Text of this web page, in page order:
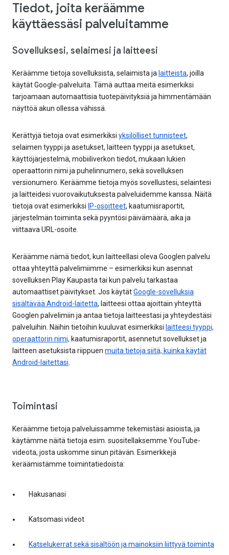
Tiedot, joita keräämme
käyttäessäsi palveluitamme
Sovelluksesi, selaimesi ja laitteesi
Keräämme tietoja sovelluksista, selaimista ja laitteista, joilla
käytät Google-palveluita. Tämä auttaa meitä esimerkiksi
tarjoamaan automaattisia tuotepäivityksiä ja himmentämään
näyttöä akun ollessa vähissä.
Kerättyjä tietoja ovat esimerkiksi yksilölliset tunnisteet,
selaimen tyyppi ja asetukset, laitteen tyyppi ja asetukset,
käyttöjärjestelmä, mobiiliverkon tiedot, mukaan lukien
operaattorin nimi ja puhelinnumero, sekä sovelluksen
versionumero. Keräämme tietoja myös sovellustesi, selaintesi
ja laitteidesi vuorovaikutuksesta palveluidemme kanssa. Näitä
tietoja ovat esimerkiksi IP-osoitteet, kaatumisraportit,
järjestelmän toiminta sekä pyyntösi päivämäärä, aika ja
viittaava URL-osoite.
Keräämme nämä tiedot, kun laitteellasi oleva Googlen palvelu
ottaa yhteyttä palvelimiimme – esimerkiksi kun asennat
sovelluksen Play Kaupasta tai kun palvelu tarkastaa
automaattiset päivitykset. Jos käytätGoogle-sovelluksia
sisältävää Android-laitetta, laitteesi ottaa ajoittain yhteyttä
Googlen palvelimiin ja antaa tietoja laitteestasi ja yhteydestäsi
palveluihin. Näihin tietoihin kuuluvat esimerkiksi laitteesi tyyppi,
operaattorin nimi, kaatumisraportit, asennetut sovellukset ja
laitteen asetuksista riippuen muita tietoja siitä, kuinka käytät
Android-laitettasi.
Toimintasi
Keräämme tietoja palveluissamme tekemistäsi asioista, ja
käytämme näitä tietoja esim. suositellaksemme YouTube-
videota, josta uskomme sinun pitävän. Esimerkkejä
keräämistämme toimintatiedoista:
Hakusanasi
Katsomasi videot
Katselukerrat sekä sisältöön ja mainoksiin liittyvä toiminta